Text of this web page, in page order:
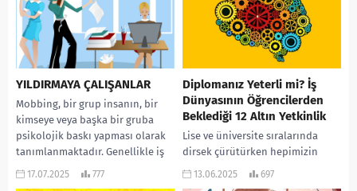
YILDIRMAYA ÇALIŞANLAR
Mobbing, bir grup insanın, bir
kimseye veya başka bir gruba
psikolojik baskı yapması olarak
tanımlanmaktadır. Genellikle iş
hayatında karşılaşılan bir...
17.07.2025 777
Diplomanız Yeterli mi? İş
Dünyasının Öğrencilerden
Beklediği 12 Altın Yetkinlik
Lise ve üniversite sıralarında
dirsek çürütürken hepimizin
aklında o büyük soru belirir:
13.06.2025 697